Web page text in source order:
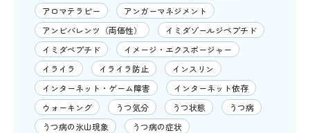
アロマテラピー
アンガーマネジメント
アンビバレンツ（両価性）
イミダゾールジペプチド
イミダペプチド
イメージ・エクスポージャー
イライラ
イライラ防止
インスリン
インターネット・ゲーム障害
インターネット依存
ウォーキング
うつ気分 うつ状態
うつ病
うつ病の氷山現象
うつ病の症状